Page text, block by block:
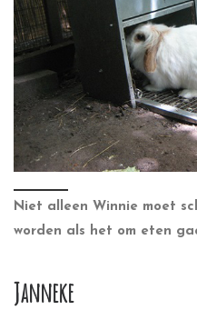
Niet alleen Winnie moet
worden als het om eten
Janneke